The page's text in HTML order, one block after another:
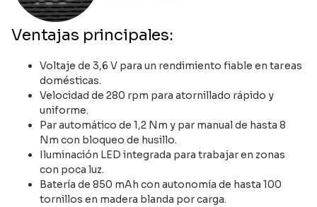
Ventajas principales:
Voltaje de 3,6 V para un rendimiento fiable en tareas
domésticas.
Velocidad de 280 rpm para atornillado rápido y
uniforme.
Par automático de 1,2 Nm y par manual de hasta 8
Nm con bloqueo de husillo.
Iluminación LED integrada para trabajar en zonas
con poca luz.
Batería de 850 mAh con autonomía de hasta 100
tornillos en madera blanda por carga.